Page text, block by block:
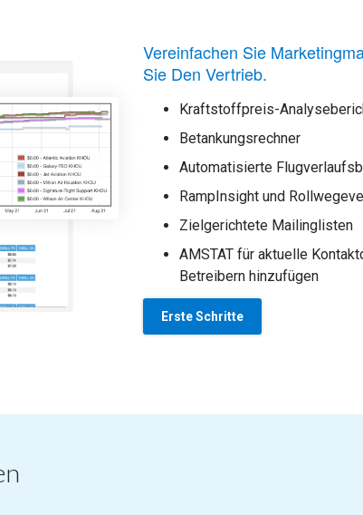
Vereinfachen Sie
Sie Den Vertrieb.
Kraftstoffpreis-
Betankungsrechner
Automatisierte
RampInsight und
Zielgerichtete Mailinglisten
AMSTAT für aktuelle
Betreibern hinzufügen
Erste Schritte